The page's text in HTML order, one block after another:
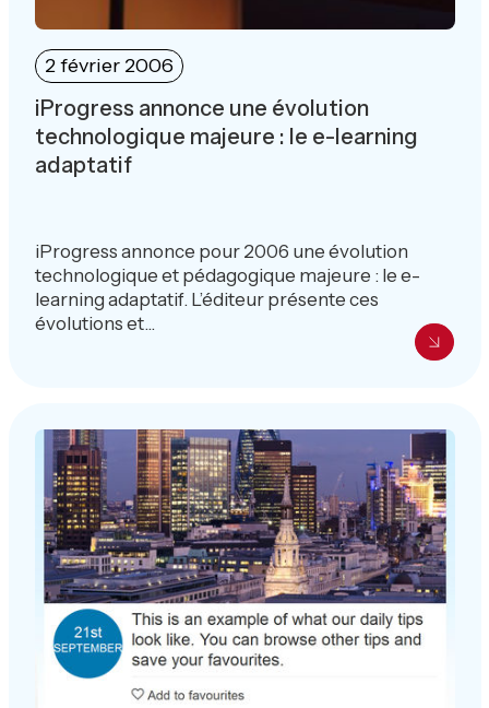
2 février 2006
iProgress annonce une évolution
technologique majeure : le e-learning
adaptatif
iProgress annonce pour 2006 une évolution
technologique et pédagogique majeure : le e-
learning adaptatif. L’éditeur présente ces
évolutions et...